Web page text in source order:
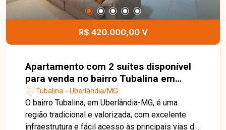
Imóveis e agende sua visita. Nossa equipe está
pronta para apresentar todos os detalhes deste
imóvel e ajudar você a encontrar o imóvel ideal
para morar ou investir.
R$ 420.000,00 V
Apartamento com 2 suítes disponível
para venda no bairro Tubalina em
Uberlândia-MG
Tubalina - Uberlândia/MG
O bairro Tubalina, em Uberlândia-MG, é uma
região tradicional e valorizada, com excelente
infraestrutura e fácil acesso às principais vias da